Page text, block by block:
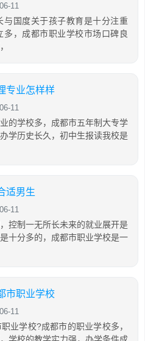
11
国度关于孩子教育是十分注重
，成都市职业学校市场口碑良
专业怎样样
11
的学校多，成都市五年制大专学
学历史长久，初中生报读我校是
适男生
11
控制一无所长未来的就业展开是
十分多的，成都市职业学校是一
市职业学校
11
业学校?成都市的职业学校多，